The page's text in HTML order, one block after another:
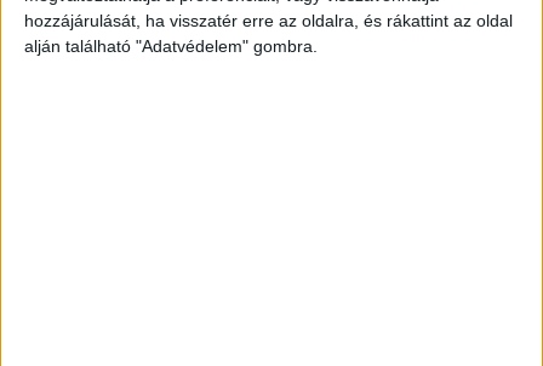
hozzájárulását, ha visszatér erre az oldalra, és rákattint az oldal
alján található "Adatvédelem" gombra.